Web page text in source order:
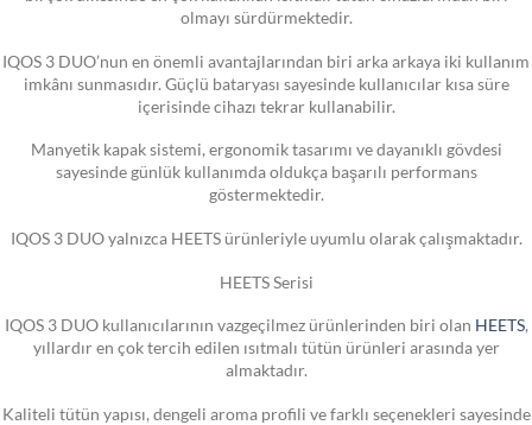
olmayı sürdürmektedir.
IQOS 3 DUO’nun en önemli avantajlarından biri arka arkaya iki kullanım
imkânı sunmasıdır. Güçlü bataryası sayesinde kullanıcılar kısa süre
içerisinde cihazı tekrar kullanabilir.
Manyetik kapak sistemi, ergonomik tasarımı ve dayanıklı gövdesi
sayesinde günlük kullanımda oldukça başarılı performans
göstermektedir.
IQOS 3 DUO yalnızca HEETS ürünleriyle uyumlu olarak çalışmaktadır.
HEETS Serisi
IQOS 3 DUO kullanıcılarının vazgeçilmez ürünlerinden biri olan HEETS,
yıllardır en çok tercih edilen ısıtmalı tütün ürünleri arasında yer
almaktadır.
Kaliteli tütün yapısı, dengeli aroma profili ve farklı seçenekleri sayesinde